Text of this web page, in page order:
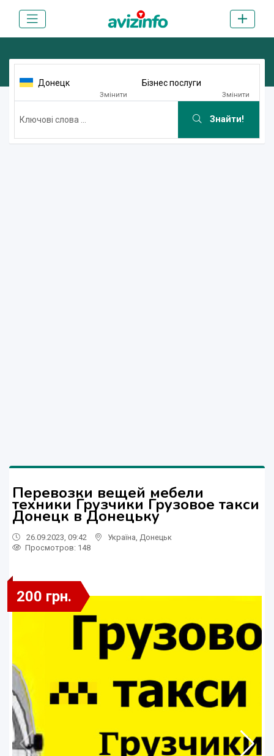
Донецк
Змінити
Бізнес послуги
Змінити
Знайти!
Перевозки вещей мебели
техники Грузчики Грузовое такси
Донецк в Донецьку
26.09.2023, 09:42 Україна Донецьк
Просмотров: 148
200 грн.